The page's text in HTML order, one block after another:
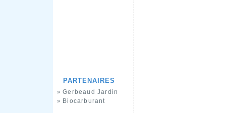
PARTENAIRES
» Gerbeaud Jardin
» Biocarburant